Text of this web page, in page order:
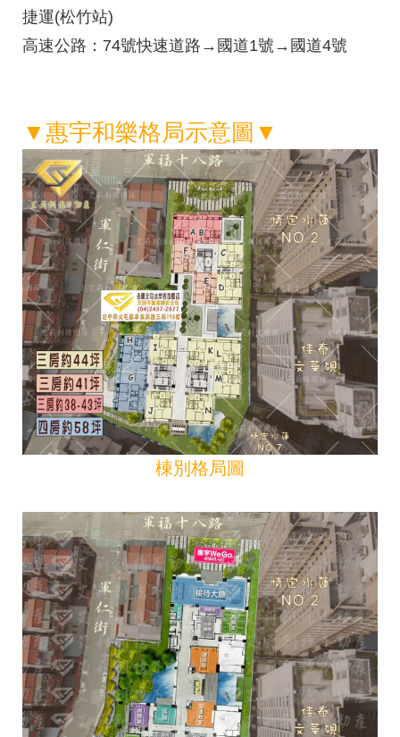
捷運(松竹站)
高速公路： 74號快速道路→國道1號→國道4號
▼惠宇和樂格局示意圖 ▼
棟別格局圖